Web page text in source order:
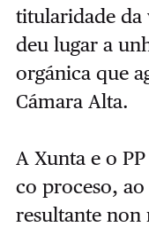
titularidade da
deu lugar a
orgánica que
Cámara Alta.
A Xunta e o
co proceso,
resultante non